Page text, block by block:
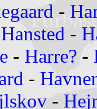
-
Hansted -
- Harre? -
-
-